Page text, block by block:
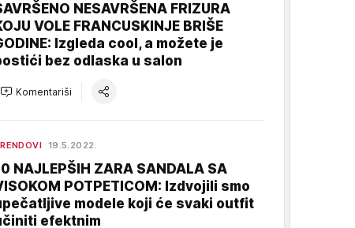
NESAVRŠENA FRIZURA
VOLE FRANCUSKINJE BRIŠE
Izgleda cool, a možete je
bez odlaska u salon
Komentariši
19.5.2022.
NAJLEPŠIH ZARA SANDALA SA
POTPETICOM: Izdvojili smo
modele koji će svaki outfit
efektnim